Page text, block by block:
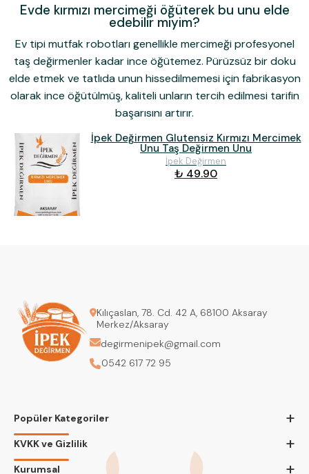
Evde kırmızı mercimeği öğüterek bu unu elde
edebilir miyim?
Ev tipi mutfak robotları genellikle mercimeği profesyonel
taş değirmenler kadar ince öğütemez. Pürüzsüz bir doku
elde etmek ve tatlıda unun hissedilmemesi için fabrikasyon
olarak ince öğütülmüş, kaliteli unların tercih edilmesi tarifin
başarısını artırır.
İpek Değirmen Glutensiz Kırmızı Mercimek
Unu Taş Değirmen Unu
İpek Değirmen
₺ 49.90
Kılıçaslan, 78. Cd. 42 A, 68100 Aksaray
Merkez/Aksaray
degirmenipek@gmail.com
0542 617 72 95
Popüler Kategoriler +
KVKK ve Gizlilik +
Kurumsal +